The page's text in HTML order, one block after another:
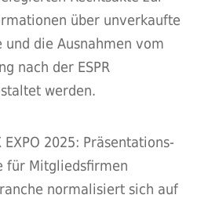
über unverkaufte
die Ausnahmen vom
nach der ESPR
werden.
EXPO 2025: Präsentations-
für Mitgliedsfirmen
normalisiert sich auf